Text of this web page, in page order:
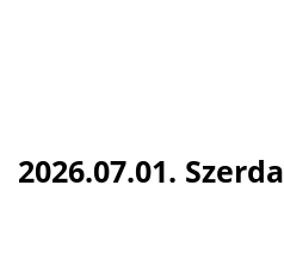
2026.07.01. Szerda